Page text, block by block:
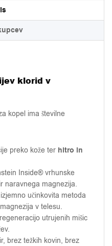
klorid v
kopel ima številne
preko kože ter hitro in
Inside® vrhunske
naravnega magnezija.
učinkovita metoda
v telesu.
utrujenih mišic
brez težkih kovin, brez